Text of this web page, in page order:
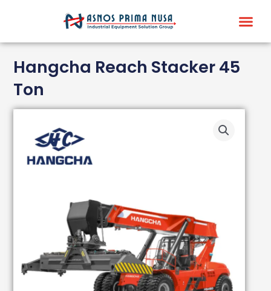
content
Hangcha Reach Stacker 45
Ton